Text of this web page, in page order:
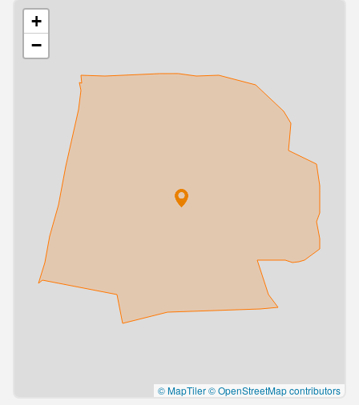
+
−
© MapTiler© OpenStreetMap contributors